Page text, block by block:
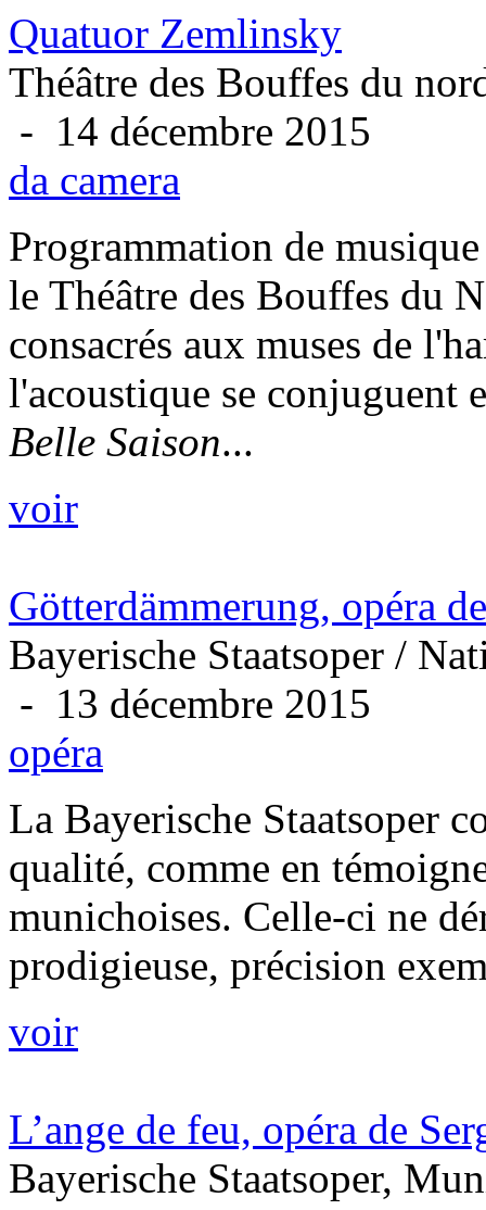
Quatuor Zemlinsky
Théâtre des Bouffes du
- 14 décembre 2015
da camera
Programmation de
le Théâtre des Bouffes du
consacrés aux muses de
l'acoustique se conjuguent
Belle Saison...
voir
Götterdämmerung, opéra
Bayerische Staatsoper /
- 13 décembre 2015
opéra
La Bayerische Staatsoper
qualité, comme en
munichoises. Celle-ci ne
prodigieuse, précision
voir
L’ange de feu, opéra de
Bayerische Staatsoper,